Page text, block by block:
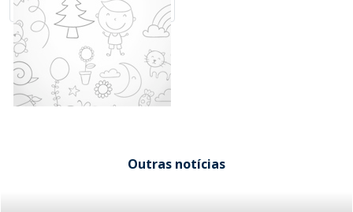
Outras notícias